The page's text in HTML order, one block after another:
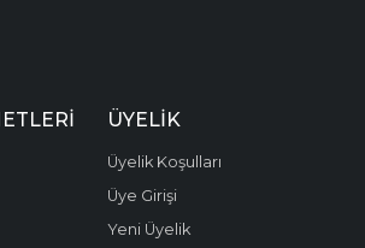
ÜYELIK
Üyelik Koşulları
Üye Girişi
Yeni Üyelik